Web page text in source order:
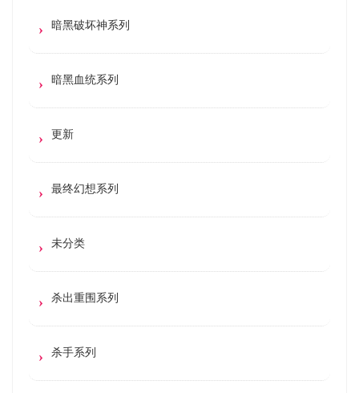
暗黑破坏神系列
暗黑血统系列
更新
最终幻想系列
未分类
杀出重围系列
杀手系列